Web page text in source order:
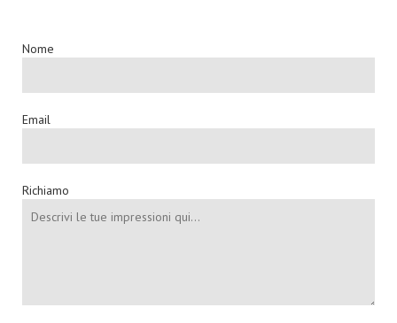
Nome
Email
Richiamo